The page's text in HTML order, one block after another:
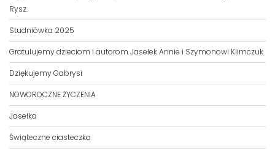
Rysz.
Studniówka 2025
Gratulujemy dzieciom i autorom Jasełek Annie i Szymonowi Klimczuk
Dziękujemy Gabrysi
NOWOROCZNE ŻYCZENIA
Jasełka
Świąteczne ciasteczka